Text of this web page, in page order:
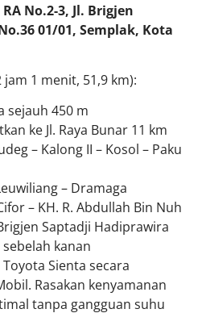
No.2-3, Jl. Brigjen
01/01, Semplak, Kota
1 menit, 51,9 km):
sejauh 450 m
ke Jl. Raya Bunar 11 km
– Kalong II – Kosol – Paku
– Dramaga
– KH. R. Abdullah Bin Nuh
Saptadji Hadiprawira
kanan
Sienta secara
Rasakan kenyamanan
tanpa gangguan suhu